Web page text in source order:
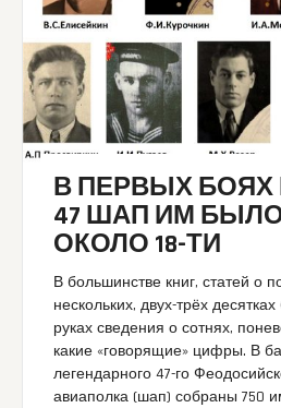
В ПЕРВЫХ БОЯХ
47 ШАП ИМ
ОКОЛО 18-ТИ
В большинстве книг, статей о
нескольких, двух-трёх
руках сведения о сотнях,
какие «говорящие» цифры. В
легендарного 47-го
авиаполка (шап) собраны 750